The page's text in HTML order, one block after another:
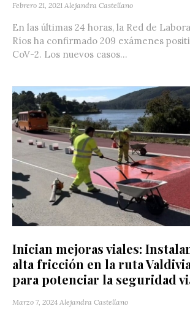
Febrero 21, 2021 Alejandra Castellano
En las últimas 24 horas, la Red de
Ríos ha confirmado 209 exámenes
CoV-2. Los nuevos casos...
Inician mejoras viales:
alta fricción en la ruta
para potenciar la seguridad
Marzo 7, 2024 Alejandra Castellano